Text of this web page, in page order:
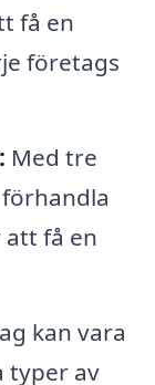
få en
företags
Med tre
få en
kan vara
typer av